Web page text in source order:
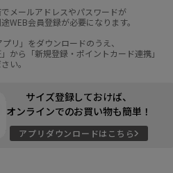
メールアドレスやパスワードが
WEB会員登録が必要になります。
プリ」をダウンロードのうえ、
から「新規登録・ポイントカード連携」
い。
サイズ登録しておけば、
オンラインでのお買い物も簡単！
アプリダウンロードはこちら